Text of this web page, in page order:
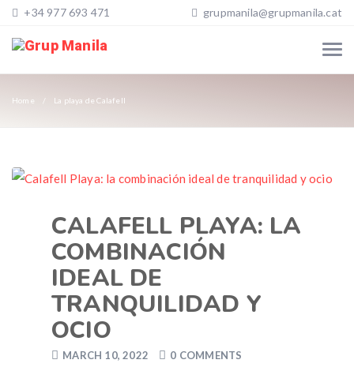
+34 977 693 471 grupmanila@grupmanila.cat
Home La playa de Calafell
CALAFELL PLAYA: LA
COMBINACIÓN
IDEAL DE
TRANQUILIDAD Y
OCIO
MARCH 10, 2022
0 COMMENTS